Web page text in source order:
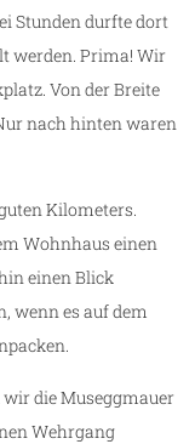
Stunden durfte dort
werden. Prima! Wir
Von der Breite
nach hinten waren
Kilometers.
Wohnhaus einen
einen Blick
wenn es auf dem
die Museggmauer
Wehrgang